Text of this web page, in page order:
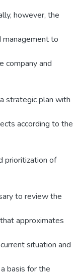
however, the
management to
company and
strategic plan with
according to the
prioritization of
to review the
approximates
situation and
basis for the